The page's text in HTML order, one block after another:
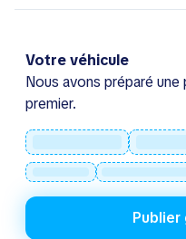
Votre véhicule
Nous avons préparé une
premier.